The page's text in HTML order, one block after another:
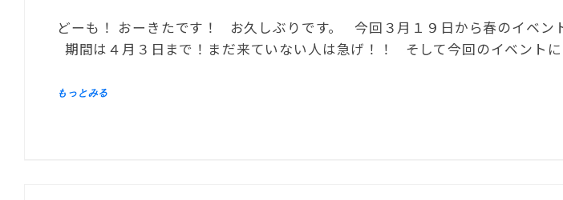
どーも！ おーきたです！ お久しぶりです。 今回３月１９日から春のイベン
期間は４月３日まで！まだ来ていない人は急げ！！ そして今回のイベントに